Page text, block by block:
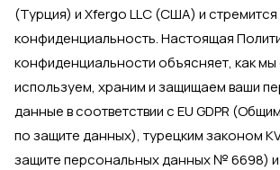
(Турция) и Xfergo LLC (США) и
конфиденциальность. Настоящая
конфиденциальности объясняет, как
используем, храним и защищаем ваши
данные в соответствии с EU GDPR
по защите данных), турецким законом
защите персональных данных № 6698)